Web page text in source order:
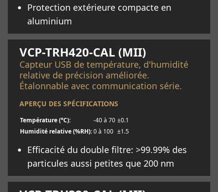
Protection extérieure compacte en
aluminium
En savoir plus
VCP-TRH420-CAL (MII)
Capteur USB de température, d'humidité
relative de précision améliorée.
Étalonnable avec communication série.
APERÇU DES SPÉCIFICATIONS
Température (°C): -40 à 70 ±0.1
Humidité relative (%RH):0 à 100 ±1.5
Efficacité du double filtre: >99.99% des
particules aussi petites que 200 nm
En savoir plus